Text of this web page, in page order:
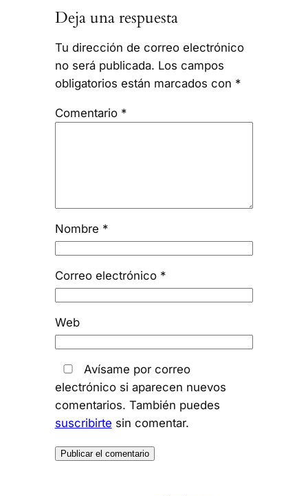
Deja una respuesta
Tu dirección de correo electrónico
no será publicada. Los campos
obligatorios están marcados con *
Comentario *
Nombre *
Correo electrónico *
Web
Avísame por correo
electrónico si aparecen nuevos
comentarios. También puedes
suscribirte sin comentar.